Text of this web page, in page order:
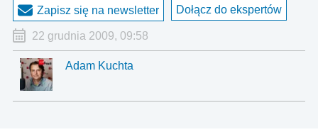
Zapisz się na newsletter Dołącz do ekspertów
22 grudnia 2009, 09:58
Adam Kuchta